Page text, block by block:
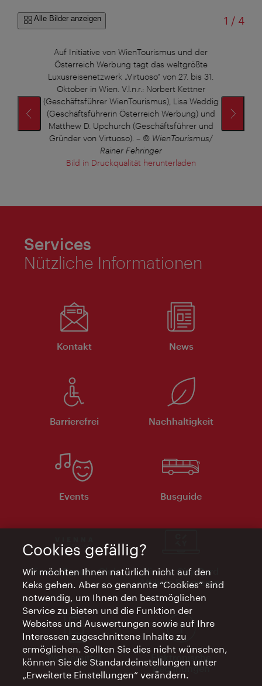
Alle Bilder anzeigen 1 /von
4
Auf Initiative von WienTourismus und der
Österreich Werbung tagt das weltgrößte
Luxusreisenetzwerk „Virtuoso“ von 27. bis 31.
Oktober in Wien. V.l.n.r.: Norbert Kettner
(Geschäftsführer WienTourismus), Lisa Weddig
(Geschäftsführerin Österreich Werbung) und
Matthew D. Upchurch (Geschäftsführer und
Gründer von Virtuoso). – © WienTourismus/
Rainer Fehringer
Bild in Druckqualität herunterladen
Services
Nützliche Informationen
Kontakt News
Barrierefrei Nachhaltigkeit
Events Busguide
Vienna Experts Club
Vienna City Card
Affiliate Programm
Werbemittel
Elektronische
Rechnungen
Cookies gefällig?
Wir möchten Ihnen natürlich nicht auf den
Keks gehen. Aber so genannte “Cookies” sind
notwendig, um Ihnen den bestmöglichen
Service zu bieten und die Funktion der
Websites und Auswertungen sowie auf Ihre
Interessen zugeschnittene Inhalte zu
ermöglichen. Sollten Sie dies nicht wünschen,
können Sie die Standardeinstellungen unter
„Erweiterte Einstellungen“ verändern.